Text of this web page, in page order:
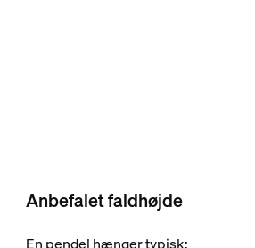
Anbefalet faldhøjde
En pendel hænger typisk: